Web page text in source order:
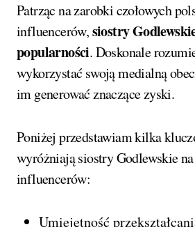
Patrząc na zarobki czołowych
influencerów,siostry
popularności. Doskonale
wykorzystać swoją medialną
im generować znaczące zyski.
Poniżej przedstawiam kilka
wyróżniają siostry Godlewskie
influencerów:
Umiejętność